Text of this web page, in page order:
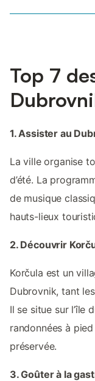
Top 7
1. Assister au
La ville organise
d’été. La
de musique
hauts-lieux
2. Découvrir
Korčula est un
Dubrovnik, tant
Il se situe sur l’île
randonnées à
préservée.
3. Goûter à la